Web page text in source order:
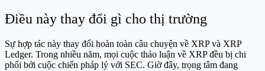
Điều này thay đổi gì cho thị trường
Sự hợp tác này thay đổi hoàn toàn câu chuyện về XRP và XRP
Ledger. Trong nhiều năm, mọi cuộc thảo luận về XRP đều bị chi
phối bởi cuộc chiến pháp lý với SEC. Giờ đây, trọng tâm đang